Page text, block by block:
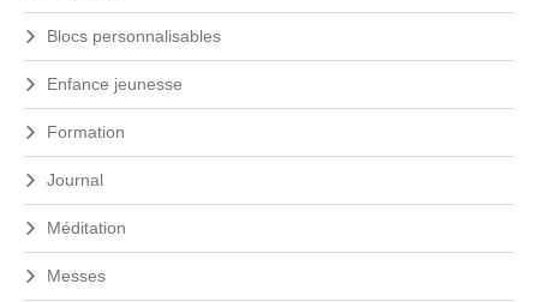
Blocs personnalisables
Enfance jeunesse
Formation
Journal
Méditation
Messes